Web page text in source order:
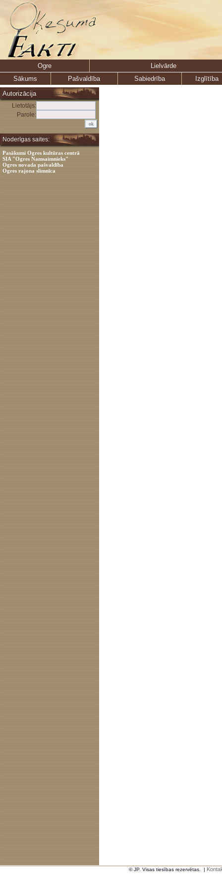
Ogre
Lielvārde
Sākums
Pašvaldība Sabiedrība
Izglītība
Autorizācija
Lietotājs:
Parole:
Noderīgas saites:
Pasākumi Ogres kultūras centrā
SIA "Ogres Namsaimnieks"
Ogres novada pašvaldība
Ogres rajona slimnīca
© JP. Visas tiesības rezervētas. |